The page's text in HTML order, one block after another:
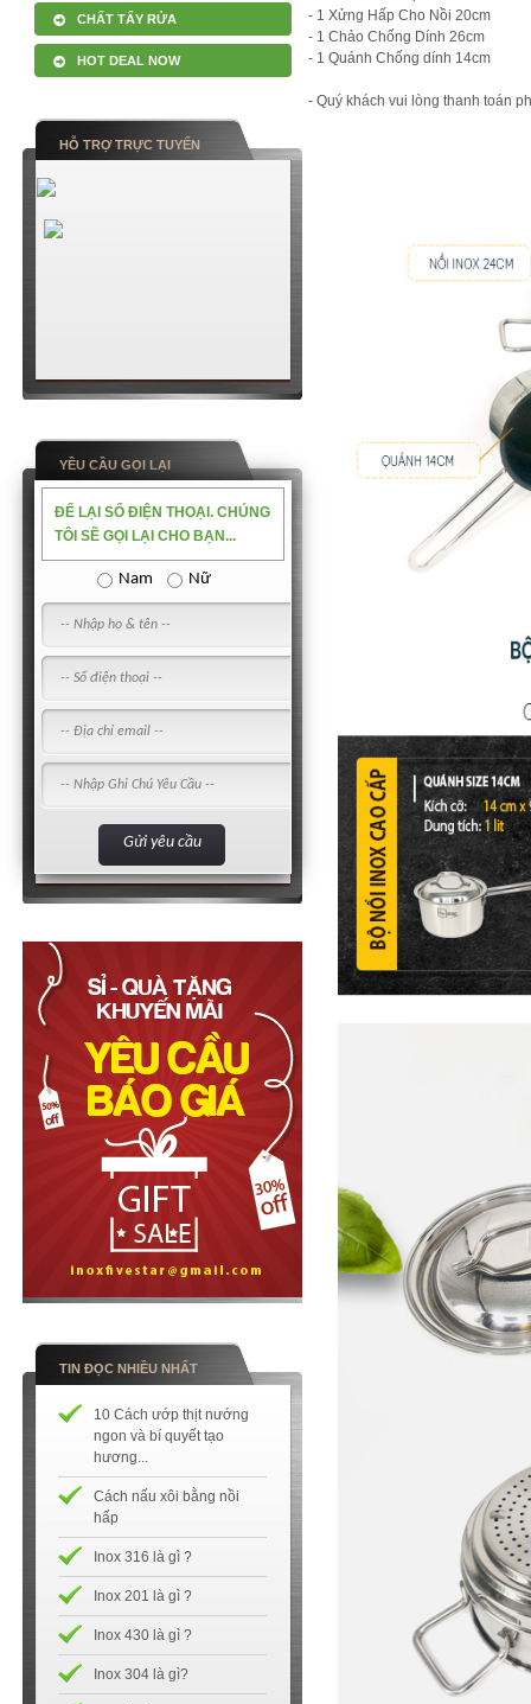
CHẤT TẨY RỬA
HOT DEAL NOW
HỖ TRỢ TRỰC TUYẾN
YỀU CẦU GỌI LẠI
ĐỂ LẠI SỐ ĐIỆN THOẠI. CHÚNG
TÔI SẼ GỌI LẠI CHO BẠN...
Nam Nữ
TIN ĐỌC NHIỀU NHẤT
10 Cách ướp thịt nướng
ngon và bí quyết tạo
hương...
Cách nấu xôi bằng nồi
hấp
Inox 316 là gì ?
Inox 201 là gì ?
Inox 430 là gì ?
Inox 304 là gì?
- 1 Xửng Hấp Cho Nồi 20cm
- 1 Chảo Chống Dính 26cm
- 1 Quánh Chống dính 14cm
- Quý khách vui lòng thanh toán